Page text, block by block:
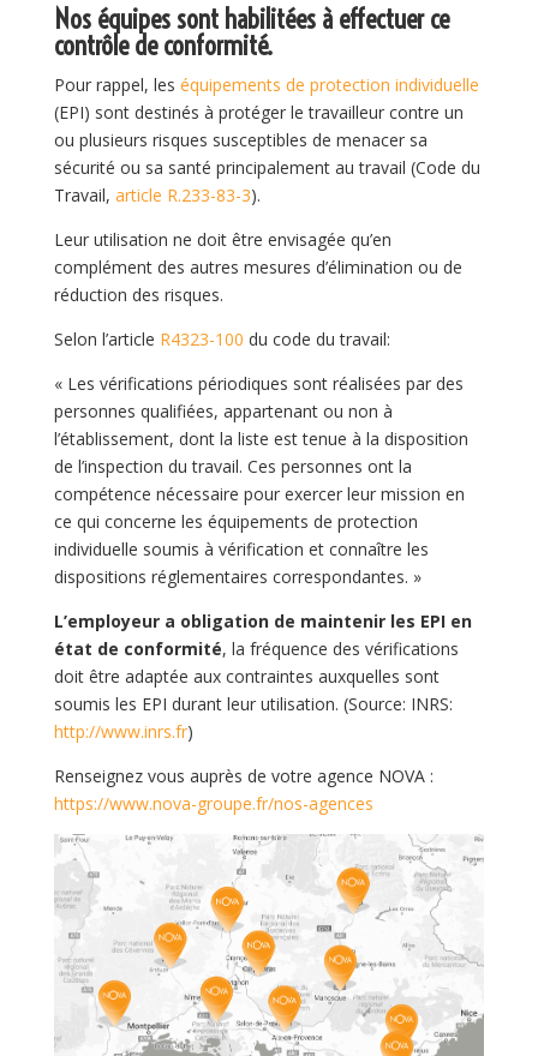
Nos équipes sont habilitées à effectuer ce
contrôle de conformité.
Pour rappel, les équipements de protection individuelle
(EPI) sont destinés à protéger le travailleur contre un
ou plusieurs risques susceptibles de menacer sa
sécurité ou sa santé principalement au travail (Code du
Travail, article R.233-83-3).
Leur utilisation ne doit être envisagée qu’en
complément des autres mesures d’élimination ou de
réduction des risques.
Selon l’article R4323-100 du code du travail:
« Les vérifications périodiques sont réalisées par des
personnes qualifiées, appartenant ou non à
l’établissement, dont la liste est tenue à la disposition
de l’inspection du travail. Ces personnes ont la
compétence nécessaire pour exercer leur mission en
ce qui concerne les équipements de protection
individuelle soumis à vérification et connaître les
dispositions réglementaires correspondantes. »
L’employeur a obligation de maintenir les EPI en
état de conformité, la fréquence des vérifications
doit être adaptée aux contraintes auxquelles sont
soumis les EPI durant leur utilisation. (Source: INRS:
http://www.inrs.fr)
Renseignez vous auprès de votre agence NOVA :
https://www.nova-groupe.fr/nos-agences